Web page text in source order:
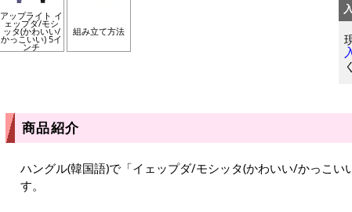
アップライト イ
ェップダ/モシ
ッタ(かわいい/
かっこいい) 5イ
ンチ
組み立て方法
商品紹介
ハングル(韓国語)で「イェップダ/モシッタ(かわいい/かっこい
す。